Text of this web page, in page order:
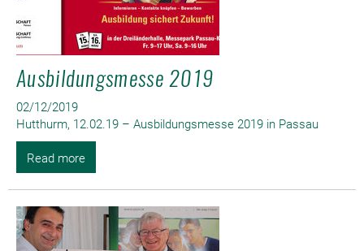
Ausbildungsmesse 2019
02/12/2019
Hutthurm, 12.02.19 – Ausbildungsmesse 2019 in Passau
Read more